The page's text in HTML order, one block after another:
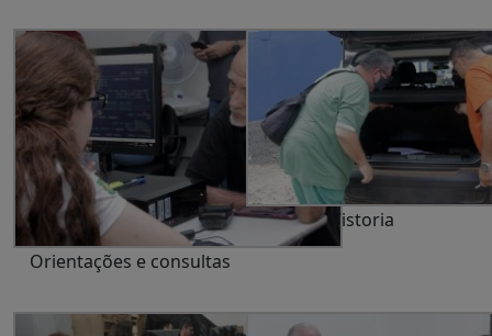
Orientações e consultas
Vistoria